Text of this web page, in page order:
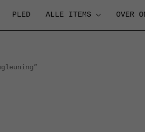
PLED ALLE ITEMS OVER